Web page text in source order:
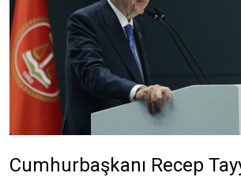
Cumhurbaşkanı Recep